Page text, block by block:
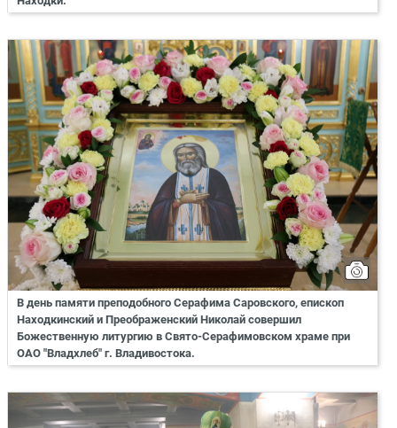
В день памяти преподобного Серафима Саровского, епископ
Находкинский и Преображенский Николай совершил
Божественную литургию в Свято-Серафимовском храме при
ОАО "Владхлеб" г. Владивостока.